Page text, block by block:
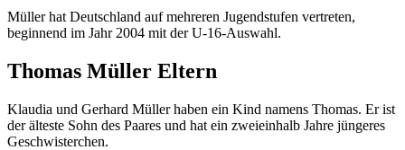
Müller hat Deutschland auf mehreren Jugendstufen vertreten,
beginnend im Jahr 2004 mit der U-16-Auswahl.
Thomas Müller Eltern
Klaudia und Gerhard Müller haben ein Kind namens Thomas. Er ist
der älteste Sohn des Paares und hat ein zweieinhalb Jahre jüngeres
Geschwisterchen.